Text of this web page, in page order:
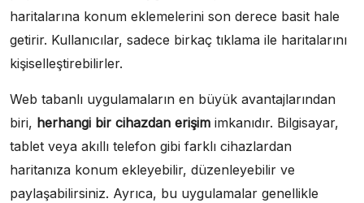
haritalarına konum eklemelerini son derece basit hale
getirir. Kullanıcılar, sadece birkaç tıklama ile haritalarını
kişiselleştirebilirler.
Web tabanlı uygulamaların en büyük avantajlarından
biri, herhangi bir cihazdan erişim imkanıdır. Bilgisayar,
tablet veya akıllı telefon gibi farklı cihazlardan
haritanıza konum ekleyebilir, düzenleyebilir ve
paylaşabilirsiniz. Ayrıca, bu uygulamalar genellikle